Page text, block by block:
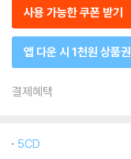
사용 가능한 쿠폰 받기
앱 다운 시 1천원 상품권
결제혜택
5CD